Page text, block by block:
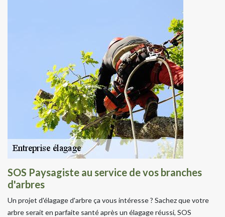
SOS Paysagiste au service de vos branches
d'arbres
Un projet d'élagage d'arbre ça vous intéresse ? Sachez que votre
arbre serait en parfaite santé après un élagage réussi, SOS